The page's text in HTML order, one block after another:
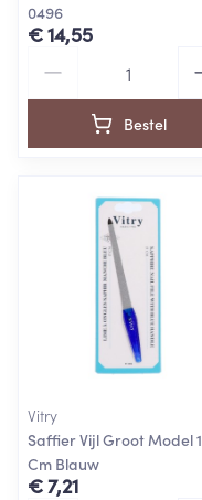
0496
€ 14,55
Bestel
Vitry
Saffier Vijl Groot Model
Cm Blauw
€ 7,21